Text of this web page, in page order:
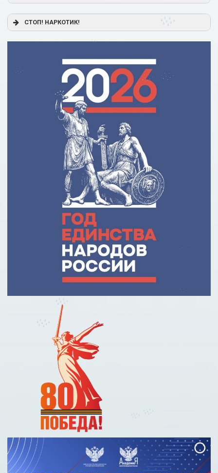
Постановление Правительства РФ от 17.11.2025 г. № 1824
«О государственной поддержке образовательного
кредитования»
р
Образовательное кредитование: пособие для студентов
Кредит на образование с господдержкой
Причины для изменения условий по образовательному
кредиту
СТОП! НАРКОТИК!
Сделай правильный выбор